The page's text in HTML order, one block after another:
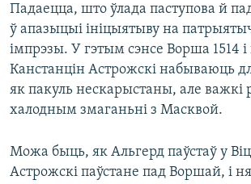
Падаецца, што ўлада паступова й
ў апазыцыі ініцыятыву на
імпрэзы. У гэтым сэнсе Ворша 1514
Канстанцін Астрожскі набываюць
як пакуль нескарыстаны, але важкі
халодным змаганьні з Масквой.
Можа быць, як Альгерд паўстаў у
Астрожскі паўстане пад Воршай, і